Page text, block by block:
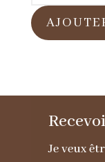
de
Portefeuille
rouge
Je veux